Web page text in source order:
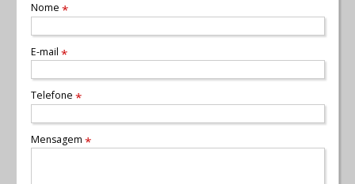
Nome *
E-mail *
Telefone *
Mensagem *